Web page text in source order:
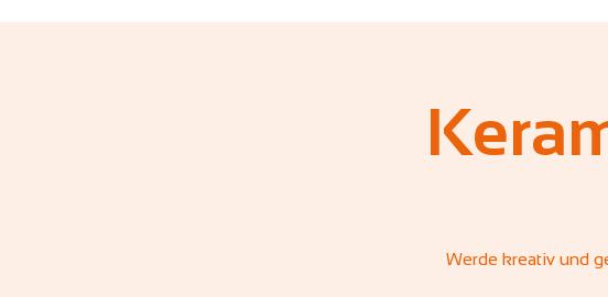
Werde kreativ und